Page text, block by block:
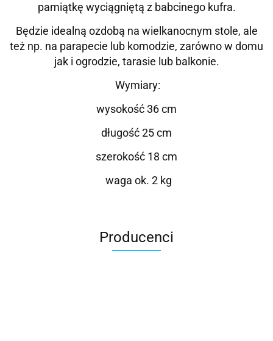
pamiątkę wyciągniętą z babcinego kufra.
Będzie idealną ozdobą na wielkanocnym stole, ale
też np. na parapecie lub komodzie, zarówno w domu
jak i ogrodzie, tarasie lub balkonie.
Wymiary:
wysokość 36 cm
długość 25 cm
szerokość 18 cm
waga ok. 2 kg
Producenci